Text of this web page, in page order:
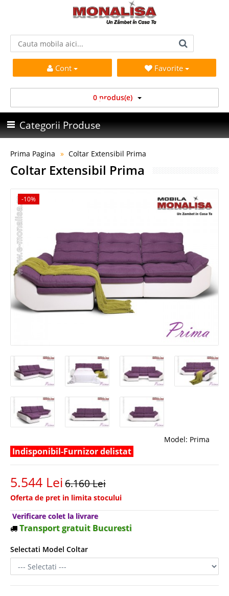
Cont Favorite
0 produs(e)
Categorii Produse
Prima Pagina Coltar Extensibil Prima
Coltar Extensibil Prima
-10%
Model: Prima
Indisponibil-Furnizor delistat
5.544 Lei6.160 Lei
Oferta de pret in limita stocului
Verificare colet la livrare
Transport gratuit Bucuresti
Selectati Model Coltar